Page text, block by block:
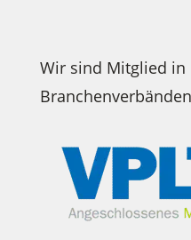
Wir sind Mitglied in
Branchenverbänden